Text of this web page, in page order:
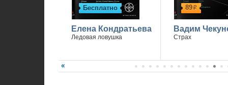
Бесплатно
Елена Кондратьева
Ледовая ловушка
89р
Вадим
Страх